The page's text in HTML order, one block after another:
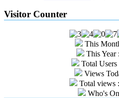
Visitor Counter
This
This Year
Total
Views
Total views
Who's